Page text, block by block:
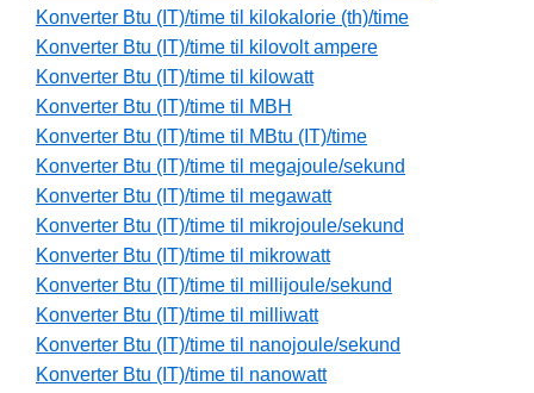
Konverter Btu (IT)/time til kilokalorie (th)/time
Konverter Btu (IT)/time til kilovolt ampere
Konverter Btu (IT)/time til kilowatt
Konverter Btu (IT)/time til MBH
Konverter Btu (IT)/time til MBtu (IT)/time
Konverter Btu (IT)/time til megajoule/sekund
Konverter Btu (IT)/time til megawatt
Konverter Btu (IT)/time til mikrojoule/sekund
Konverter Btu (IT)/time til mikrowatt
Konverter Btu (IT)/time til millijoule/sekund
Konverter Btu (IT)/time til milliwatt
Konverter Btu (IT)/time til nanojoule/sekund
Konverter Btu (IT)/time til nanowatt